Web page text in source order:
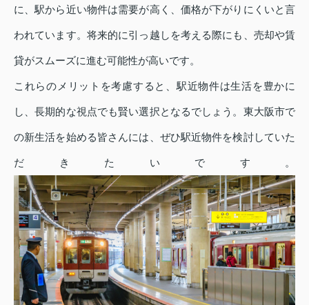
に、駅から近い物件は需要が高く、価格が下がりにくいと言
われています。将来的に引っ越しを考える際にも、売却や賃
貸がスムーズに進む可能性が高いです。
これらのメリットを考慮すると、駅近物件は生活を豊かに
し、長期的な視点でも賢い選択となるでしょう。東大阪市で
の新生活を始める皆さんには、ぜひ駅近物件を検討していた
だきたいです。